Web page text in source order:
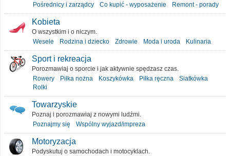
Pośrednicy i zarządcy
Co kupić - wyposażenie Remont - porady
Kobieta
O wszystkim i o niczym.
Wesele
Rodzina i dziecko Zdrowie Moda i uroda Kulinaria
Sport i rekreacja
Porozmawiaj o sporcie i jak aktywnie spędzasz czas.
Rowery
Piłka nożna Koszykówka Piłka ręczna
Siatkówka
Rolki
Towarzyskie
Poznaj i porozmawiaj z nowymi ludźmi.
Poznajmy się
Wspólny wyjazd/impreza
Motoryzacja
Podyskutuj o samochodach i motocyklach.